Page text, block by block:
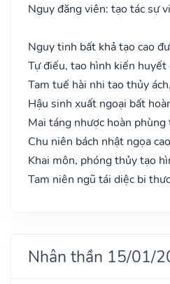
Nguy đăng viên: tạo tác sự
Nguy tinh bất khả tạo cao
Tự điếu, tao hình kiến huyết
Tam tuế hài nhi tao thủy ách,
Hậu sinh xuất ngoại bất
Mai táng nhược hoàn phùng
Chu niên bách nhật ngọa
Khai môn, phóng thủy tạo
Tam niên ngũ tái diệc bi
Nhân thần 15/01/